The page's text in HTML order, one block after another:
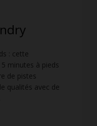
: cette
minutes à pieds
de pistes
qualités avec de